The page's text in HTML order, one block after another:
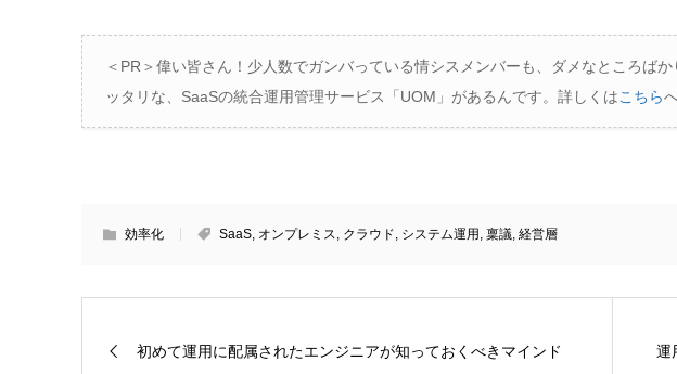
＜PR＞偉い皆さん！少人数でガンバっている情シスメンバーも、ダメなところば
ッタリな、SaaSの統合運用管理サービス「UOM」があるんです。詳しくはこちら
効率化 SaaS, オンプレミス, クラウド, システム運用 , 稟議, 経営層
初めて運用に配属されたエンジニアが知っておくべきマインド 運